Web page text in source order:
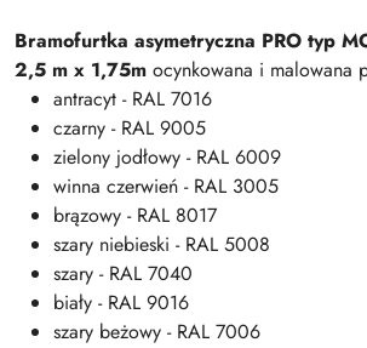
Bramofurtka asymetryczna PRO typ
2,5 m x 1,75m ocynkowana i malowana
antracyt - RAL 7016
czarny - RAL 9005
zielony jodłowy - RAL 6009
winna czerwień - RAL 3005
brązowy - RAL 8017
szary niebieski - RAL 5008
szary - RAL 7040
biały - RAL 9016
szary beżowy - RAL 7006